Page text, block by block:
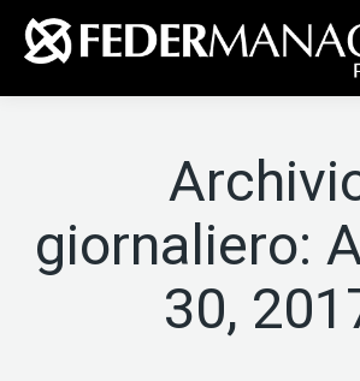
giornaliero:
30,